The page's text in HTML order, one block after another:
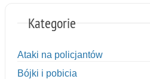
Kategorie
Ataki na policjantów
Bójki i pobicia